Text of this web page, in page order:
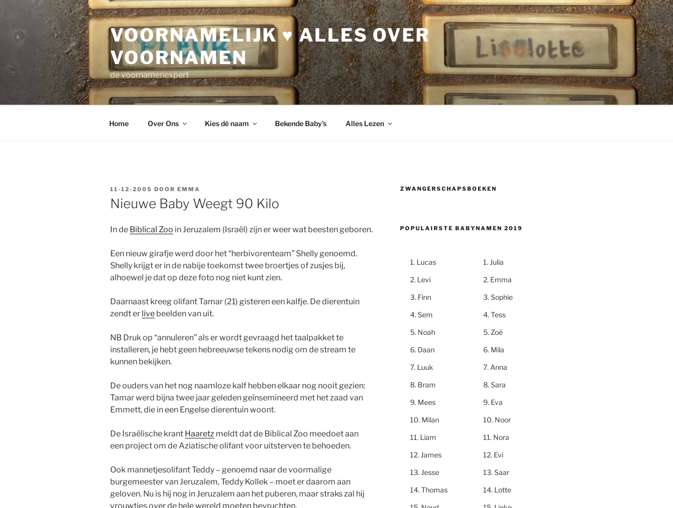
inhoud
VOORNAMELIJK ♥ ALLES OVER
VOORNAMEN
de voornamenexpert
Home Over Ons Kies dé naam Bekende Baby’s Alles Lezen
GEPLAATST
OP
11-12-2005 DOOR EMMA
Nieuwe Baby Weegt 90 Kilo
In de Biblical Zoo in Jeruzalem (Israël) zijn er weer wat beesten geboren.
Een nieuw girafje werd door het “herbivorenteam” Shelly genoemd.
Shelly krijgt er in de nabije toekomst twee broertjes of zusjes bij,
alhoewel je dat op deze foto nog niet kunt zien.
Daarnaast kreeg olifant Tamar (21) gisteren een kalfje. De dierentuin
zendt er live beelden van uit.
NB Druk op “annuleren” als er wordt gevraagd het taalpakket te
installeren, je hebt geen hebreeuwse tekens nodig om de stream te
kunnen bekijken.
De ouders van het nog naamloze kalf hebben elkaar nog nooit gezien:
Tamar werd bijna twee jaar geleden geïnsemineerd met het zaad van
Emmett, die in een Engelse dierentuin woont.
De Israëlische krant Haaretz meldt dat de Biblical Zoo meedoet aan
een project om de Aziatische olifant voor uitsterven te behoeden.
Ook mannetjesolifant Teddy – genoemd naar de voormalige
burgemeester van Jeruzalem, Teddy Kollek – moet er daarom aan
geloven. Nu is hij nog in Jeruzalem aan het puberen, maar straks zal hij
vrouwtjes over de hele wereld moeten bevruchten.
ZWANGERSCHAPSBOEKEN
POPULAIRSTE BABYNAMEN 2019
Lucas
Levi
Finn
Sem
Noah
Daan
Luuk
Bram
Mees
Milan
Liam
James
Jesse
Thomas
Julia
Emma
Sophie
Tess
Zoë
Mila
Anna
Sara
Eva
Noor
Nora
Evi
Saar
Lotte